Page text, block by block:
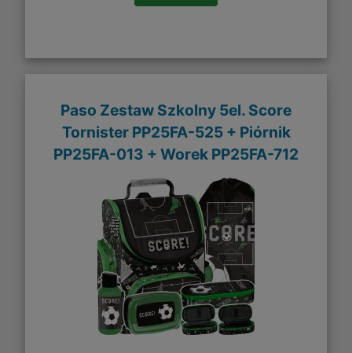
Paso Zestaw Szkolny 5el. Score
Tornister PP25FA-525 + Piórnik
PP25FA-013 + Worek PP25FA-712